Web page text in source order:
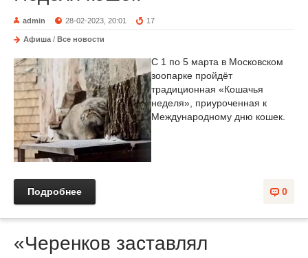
admin 28-02-2023, 20:01 17
Афиша / Все новости
С 1 по 5 марта в Московском
зоопарке пройдёт
традиционная «Кошачья
неделя», приуроченная к
Международному дню кошек.
0
Подробнее
«Черенков заставлял